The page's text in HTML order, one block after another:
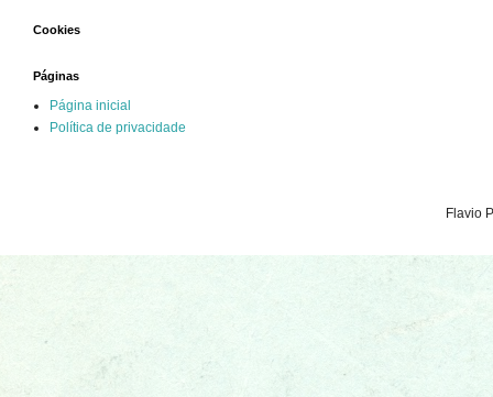
Cookies
Páginas
Página inicial
Política de privacidade
Flavio